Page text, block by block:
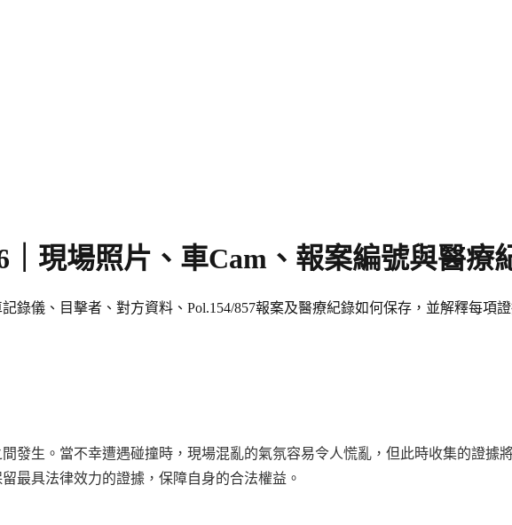
｜現場照片、車Cam、報案編號與醫療
錄儀、目擊者、對方資料、Pol.154/857報案及醫療紀錄如何保存，並解釋每項
發生。當不幸遭遇碰撞時，現場混亂的氣氛容易令人慌亂，但此時收集的證據
最具法律效力的證據，保障自身的合法權益。